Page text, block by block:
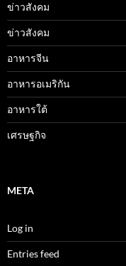
ข่าวสังคม
ข่าวสังคม
อาหารจีน
อาหารอเมริกัน
อาหารใต้
เศรษฐกิจ
META
Log in
Entries feed